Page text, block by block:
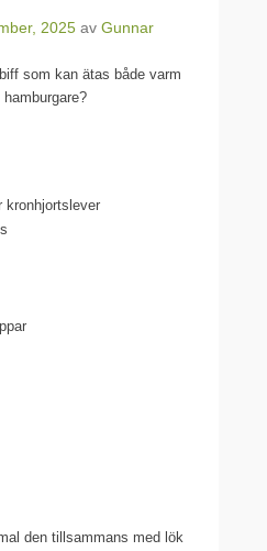
2025 av Gunnar
som kan ätas både varm
kronhjortslever
den tillsammans med lök